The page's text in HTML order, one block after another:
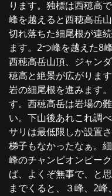
ります。独標は西穂高
峰を越えると西穂高岳
切れ落ちた細尾根が連
ます。2つ峰を越えた8
西穂高岳山頂、ジャン
穂高と絶景が広がりま
岩の細尾根を進みます
す。西穂高岳は岩場の
い。下山後あれこれ調
サリは最低限しか設置
梯子もなかったなぁ。
峰のチャンピオンピー
ば、よくぞ無事で、と
までくると、３峰、2